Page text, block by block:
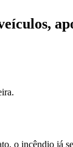
incêndio já